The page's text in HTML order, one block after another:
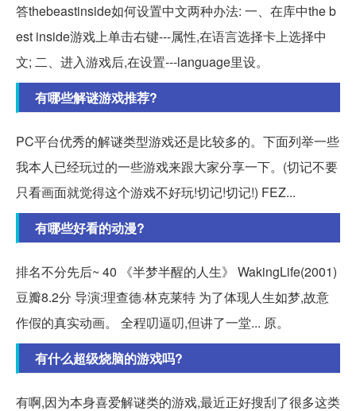
答thebeastinside如何设置中文两种办法: 一、在库中the b
est inside游戏上单击右键---属性,在语言选择卡上选择中
文; 二、进入游戏后,在设置---language里设。
有哪些解谜游戏推荐?
PC平台优秀的解谜类型游戏还是比较多的。下面列举一些
我本人已经玩过的一些游戏来跟大家分享一下。(切记不要
只看画面就觉得这个游戏不好玩!切记!切记!) FEZ...
有哪些好看的动漫?
排名不分先后~ 40 《半梦半醒的人生》 WakingLife(2001)
豆瓣8.2分 导演:理查德·林克莱特 为了体现人生如梦,故意
作假的真实动画。 全程叨逼叨,但讲了一堂... 原。
有什么超级烧脑的游戏吗?
有啊,因为本身喜爱解谜类的游戏,最近正好搜刮了很多这类